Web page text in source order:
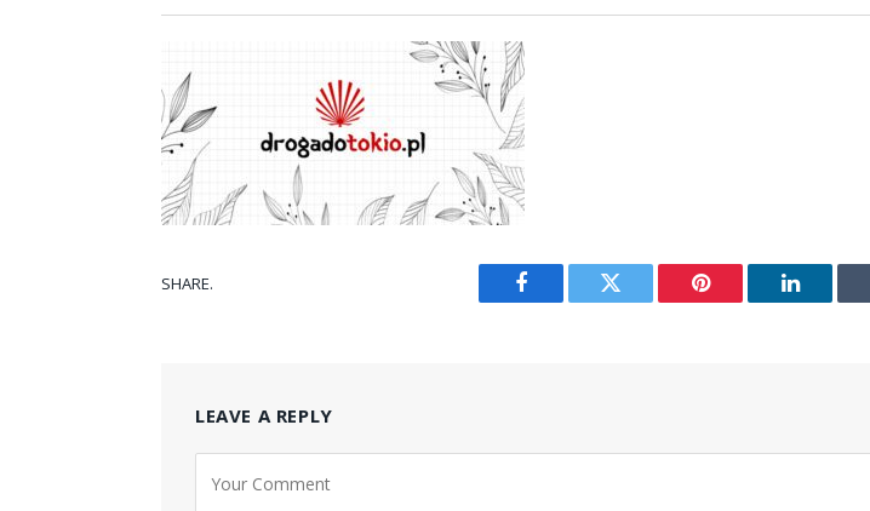
SHARE.
Facebook Twitter Pinterest LinkedIn
LEAVE A REPLY